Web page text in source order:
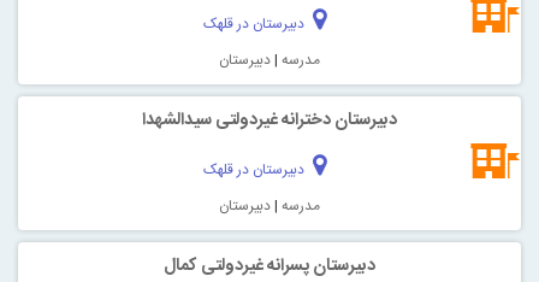
دبیرستان در قلهک
مدرسه |دبیرستان
دبیرستان دخترانه غیردولتی سیدالشهدا
دبیرستان در قلهک
مدرسه |دبیرستان
دبیرستان پسرانه غیردولتی کمال